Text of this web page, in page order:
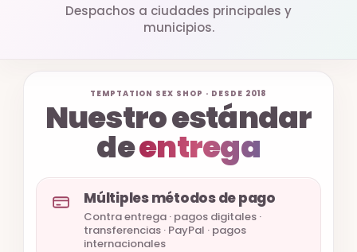
Despachos a ciudades principales y
municipios.
TEMPTATION SEX SHOP · DESDE 2018
Nuestro estándar
deentrega
Múltiples métodos de pago
Contra entrega · pagos digitales ·
transferencias · PayPal · pagos
internacionales